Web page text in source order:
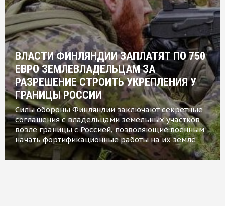
ВЛАСТИ ФИНЛЯНДИИ ЗАПЛАТЯТ ПО 750
ЕВРО ЗЕМЛЕВЛАДЕЛЬЦАМ ЗА
РАЗРЕШЕНИЕ СТРОИТЬ УКРЕПЛЕНИЯ У
ГРАНИЦЫ РОССИИ
Силы обороны Финляндии заключают секретные
соглашения с владельцами земельных участков
возле границы с Россией, позволяющие военным
начать фортификационные работы на их земле